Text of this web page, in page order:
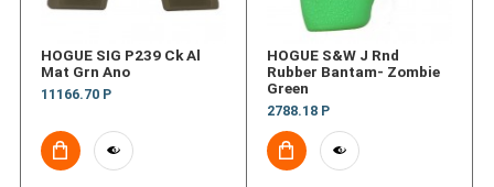
HOGUE SIG P239 Ck Al
Mat Grn Ano
11166.70 Р
HOGUE S&W J Rnd
Rubber Bantam- Zombie
Green
2788.18 Р